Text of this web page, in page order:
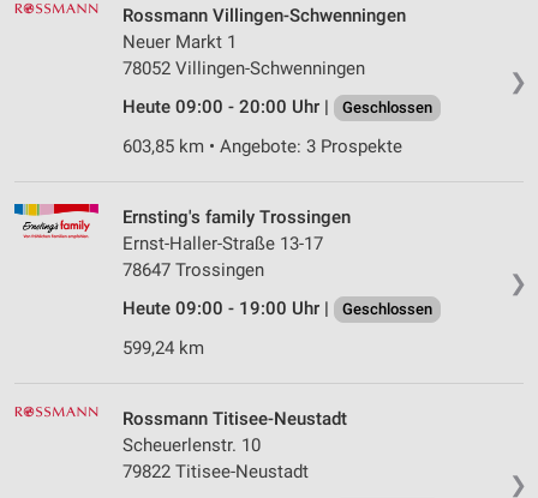
❯
Rossmann Villingen-Schwenningen
Neuer Markt 1
78052 Villingen-Schwenningen
Heute 09:00 - 20:00 Uhr |
Geschlossen
603,85 km • Angebote: 3 Prospekte
❯
Ernsting's family Trossingen
Ernst-Haller-Straße 13-17
78647 Trossingen
Heute 09:00 - 19:00 Uhr |
Geschlossen
599,24 km
❯
Rossmann Titisee-Neustadt
Scheuerlenstr. 10
79822 Titisee-Neustadt